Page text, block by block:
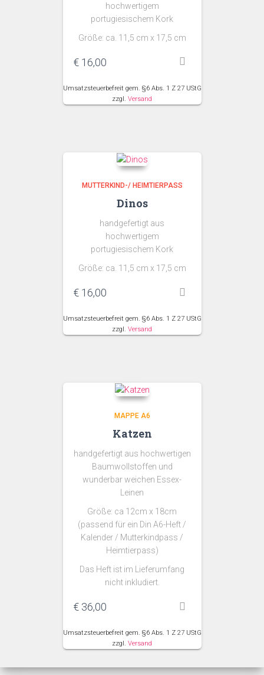
hochwertigem
portugiesischem Kork
Größe: ca. 11,5 cm x 17,5 cm
€ 16,00
Umsatzsteuerbefreit gem. §6 Abs. 1 Z 27 UStG
zzgl. Versand
MUTTERKIND-/ HEIMTIERPASS
Dinos
handgefertigt aus
hochwertigem
portugiesischem Kork
Größe: ca. 11,5 cm x 17,5 cm
€ 16,00
Umsatzsteuerbefreit gem. §6 Abs. 1 Z 27 UStG
zzgl. Versand
MAPPE A6
Katzen
handgefertigt aus hochwertigen
Baumwollstoffen und
wunderbar weichen Essex-
Leinen
Größe: ca 12cm x 18cm
(passend für ein Din A6-Heft /
Kalender / Mutterkindpass /
Heimtierpass)
Das Heft ist im Lieferumfang
nicht inkludiert.
€ 36,00
Umsatzsteuerbefreit gem. §6 Abs. 1 Z 27 UStG
zzgl. Versand